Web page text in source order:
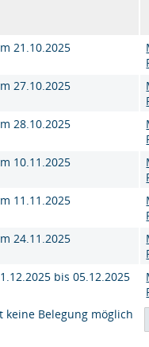
21.10.2025
27.10.2025
28.10.2025
10.11.2025
11.11.2025
24.11.2025
bis 05.12.2025
keine Belegung möglich